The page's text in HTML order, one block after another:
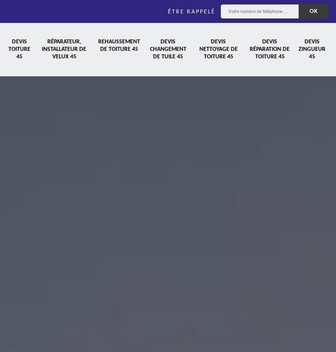
ÊTRE RAPPELÉ
DEVIS
TOITURE
45
RÉPARATEUR,
INSTALLATEUR DE
VELUX 45
REHAUSSEMENT
DE TOITURE 45
DEVIS
CHANGEMENT
DE TUILE 45
DEVIS
NETTOYAGE DE
TOITURE 45
DEVIS
RÉPARATION DE
TOITURE 45
DEVIS
ZINGUEUR
45